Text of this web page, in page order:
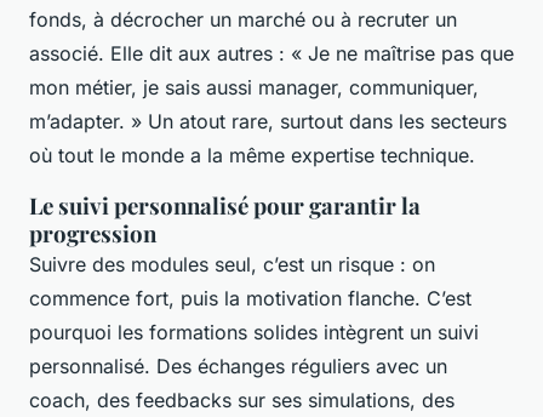
fonds, à décrocher un marché ou à recruter un
associé. Elle dit aux autres : « Je ne maîtrise pas que
mon métier, je sais aussi manager, communiquer,
m’adapter. » Un atout rare, surtout dans les secteurs
où tout le monde a la même expertise technique.
Le suivi personnalisé pour garantir la
progression
Suivre des modules seul, c’est un risque : on
commence fort, puis la motivation flanche. C’est
pourquoi les formations solides intègrent un suivi
personnalisé. Des échanges réguliers avec un
coach, des feedbacks sur ses simulations, des